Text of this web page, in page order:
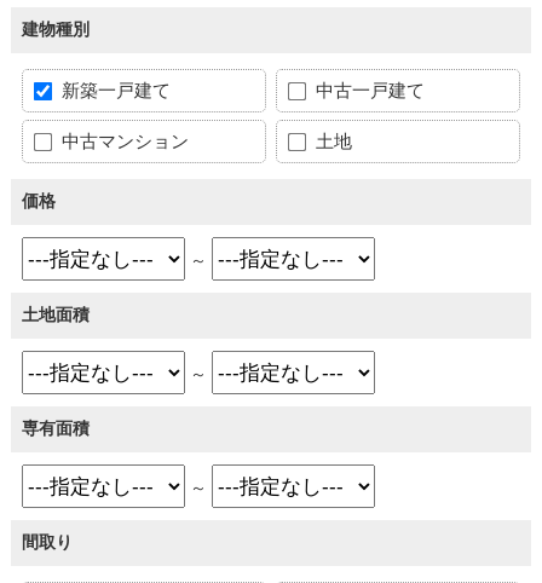
建物種別
新築一戸建て 中古一戸建て
中古マンション 土地
価格
～
土地面積
～
専有面積
～
間取り